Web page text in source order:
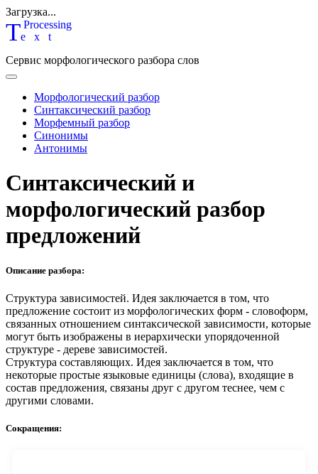
Загрузка...
Text
Processing
Сервис морфологического разбора слов
Морфологический разбор
Синтаксический разбор
Морфемный разбор
Синонимы
Антонимы
Синтаксический и
морфологический разбор
предложений
Описание разбора:
Структура зависимостей. Идея заключается в том, что
предложение состоит из морфологических форм - словоформ,
связанных отношением синтаксической зависимости, которые
могут быть изображены в иерархически упорядоченной
структуре - дереве зависимостей.
Структура составляющих. Идея заключается в том, что
некоторые простые языковые единицы (слова), входящие в
состав предложения, связаны друг с другом теснее, чем с
другими словами.
Сокращения: